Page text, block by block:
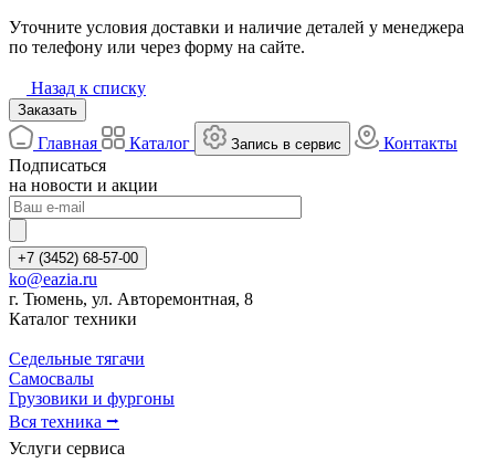
Уточните условия доставки и наличие деталей у менеджера
по телефону или через форму на сайте.
Назад к списку
Заказать
Главная Каталог Запись в сервис
Контакты
Подписаться
на новости и акции
+7 (3452) 68-57-00
ko@eazia.ru
г. Тюмень, ул. Авторемонтная, 8
Каталог техники
Седельные тягачи
Самосвалы
Грузовики и фургоны
Вся техника ⭢
Услуги сервиса